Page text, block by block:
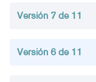
Versión 7 de 11
Versión 6 de 11